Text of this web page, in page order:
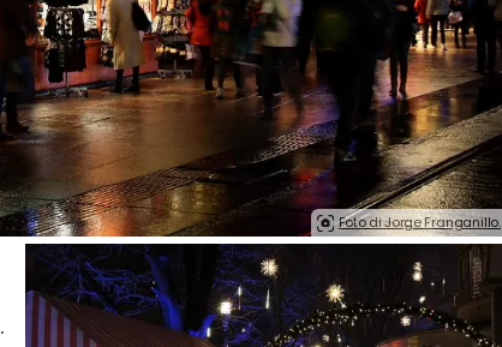
Foto di Jorge Franganillo.
.